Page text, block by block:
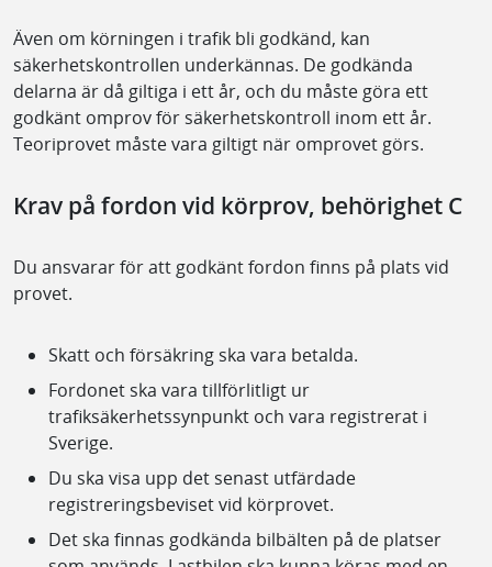
Även om körningen i trafik bli godkänd, kan
säkerhetskontrollen underkännas. De godkända
delarna är då giltiga i ett år, och du måste göra ett
godkänt omprov för säkerhetskontroll inom ett år.
Teoriprovet måste vara giltigt när omprovet görs.
Krav på fordon vid körprov, behörighet C
Du ansvarar för att godkänt fordon finns på plats vid
provet.
Skatt och försäkring ska vara betalda.
Fordonet ska vara tillförlitligt ur
trafiksäkerhetssynpunkt och vara registrerat i
Sverige.
Du ska visa upp det senast utfärdade
registreringsbeviset vid körprovet.
Det ska finnas godkända bilbälten på de platser